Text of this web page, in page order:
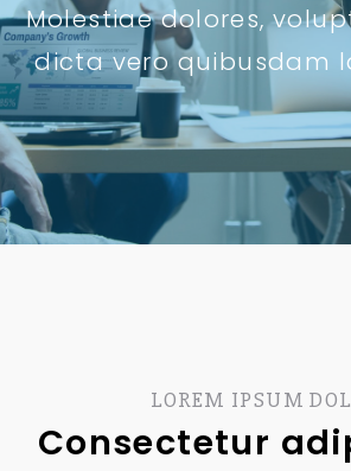
Molestiae dolores,
dicta vero quibusdam
LOREM IPSUM
Consectetur